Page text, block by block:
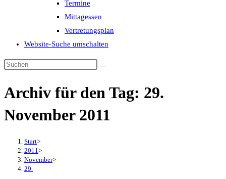
Termine
Mittagessen
Vertretungsplan
Website-Suche umschalten
Archiv für den Tag: 29.
November 2011
Start>
2011 >
November>
29.